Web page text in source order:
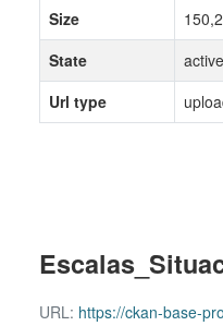
URL: https://ckan-base-pro-bywkg4wemq-no.a.run.app/dataset/abb4eeb9-cd69-
Size
State
active
Url type